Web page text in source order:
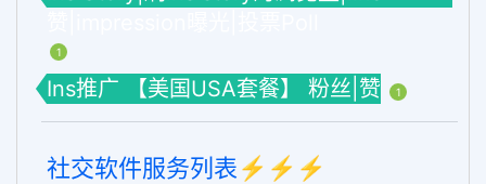
1
Ins推广 【美国USA套餐】 粉丝|赞 1
社交软件服务列表⚡️⚡️⚡️